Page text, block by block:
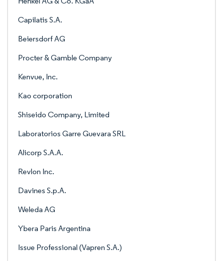
Capilatis S.A.
Beiersdorf AG
Procter & Gamble Company
Kenvue, Inc.
Kao corporation
Shiseido Company, Limited
Laboratorios Garre Guevara SRL
Alicorp S.A.A.
Revlon Inc.
Davines S.p.A.
Weleda AG
Ybera Paris Argentina
Issue Professional (Vapren S.A.)